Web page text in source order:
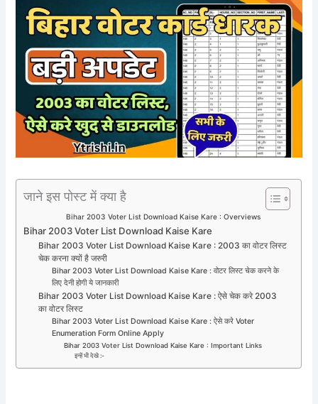
जाने इस पोस्ट में क्या है
Bihar 2003 Voter List Download Kaise Kare : Overviews
Bihar 2003 Voter List Download Kaise Kare
Bihar 2003 Voter List Download Kaise Kare : 2003 का वोटर लिस्ट
चेक करना क्यों है जरुरी
Bihar 2003 Voter List Download Kaise Kare : वोटर लिस्ट चेक करने के
लिए देनी होगी ये जानकारी
Bihar 2003 Voter List Download Kaise Kare : ऐसे चेक करे 2003
का वोटर लिस्ट
Bihar 2003 Voter List Download Kaise Kare : ऐसे करे Voter
Enumeration Form Online Apply
Bihar 2003 Voter List Download Kaise Kare : Important Links
इन्हें भी देखे :-